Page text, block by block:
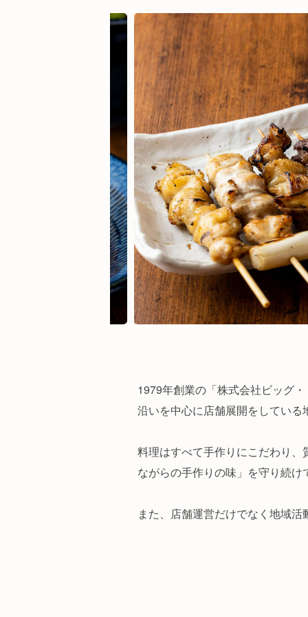
1979年創業の「株式会社ビッグ
沿いを中心に店舗展開をしてい
料理はすべて手作りにこだわり
ながらの手作りの味」を守り続け
また、店舗運営だけでなく地域